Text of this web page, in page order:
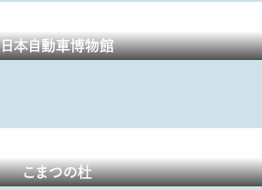
日本自動車博物館
こまつの杜